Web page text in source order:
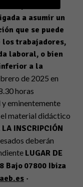
una plantilla
a asumir un
que se puede
trabajadores,
laboral, o bien
a la
de 2025 en
horas
eminentemente
material didáctico
LA INSCRIPCIÓN
deberán
LUGAR DE
Bajo 07800 Ibiza
·